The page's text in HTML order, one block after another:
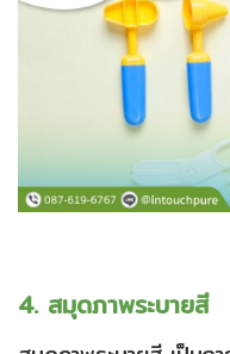
4. สมุดภาพระบายสี